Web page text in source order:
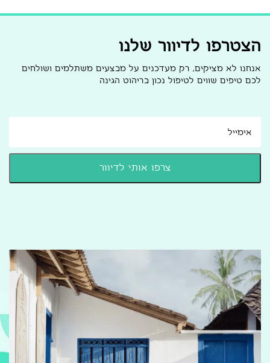
הצטרפו לדיוור שלנו
אנחנו לא מציקים, רק מעדכנים על מבצעים משתלמים ושולחים
לכם טיפים שווים לטיפול נכון בריהוט הגינה